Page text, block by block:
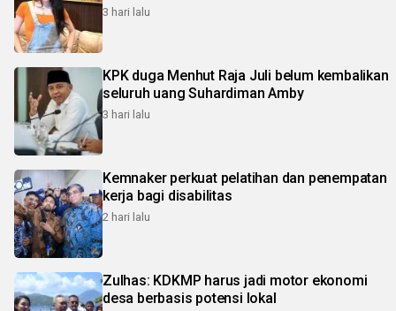
3 hari lalu
KPK duga Menhut Raja Juli belum kembalikan
seluruh uang Suhardiman Amby
3 hari lalu
Kemnaker perkuat pelatihan dan penempatan
kerja bagi disabilitas
2 hari lalu
Zulhas: KDKMP harus jadi motor ekonomi
desa berbasis potensi lokal